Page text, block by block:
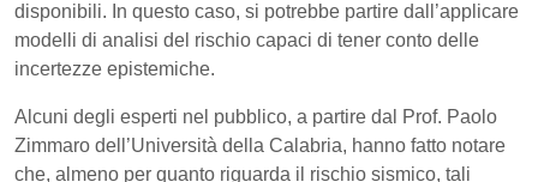
disponibili. In questo caso, si potrebbe partire dall’applicare
modelli di analisi del rischio capaci di tener conto delle
incertezze epistemiche.
Alcuni degli esperti nel pubblico, a partire dal Prof. Paolo
Zimmaro dell’Università della Calabria, hanno fatto notare
che, almeno per quanto riguarda il rischio sismico, tali